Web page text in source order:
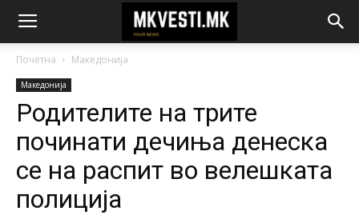
Почетна Македонија
Македонија
Родителите на трите
починати дечиња денеска
се на распит во велешката
полиција